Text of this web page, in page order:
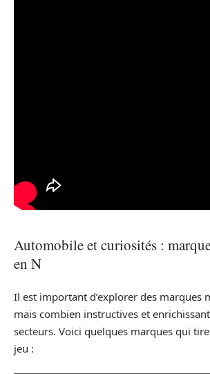
Automobile et curiosités :
en N
Il est important d’explorer des marques
mais combien instructives et
secteurs. Voici quelques marques qui
jeu :